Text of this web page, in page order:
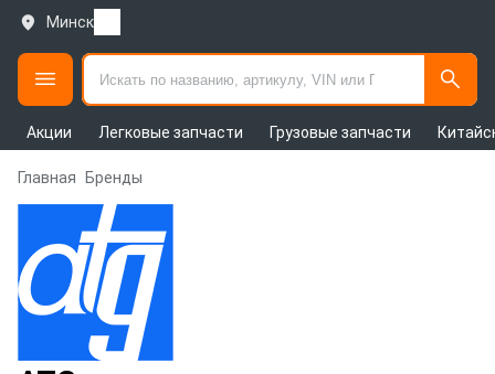
Минск
Акции Легковые запчасти Грузовые запчасти
Главная Бренды